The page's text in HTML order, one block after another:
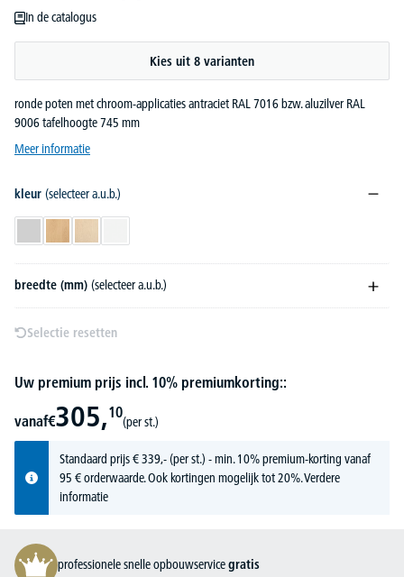
In de catalogus
Kies uit 8 varianten
ronde poten met chroom-applicaties antraciet RAL 7016 bzw. aluzilver RAL
9006 tafelhoogte 745 mm
Meer informatie
kleur (selecteer a.u.b.)
breedte (mm) (selecteer a.u.b.)
Selectie resetten
Uw premium prijs incl. 10% premiumkorting::
vanaf€305,10
(per st.)
Standaard prijs€339,-(per st.) - min. 10% premium-korting vanaf
95 € orderwaarde. Ook kortingen mogelijk tot 20%.Verdere
informatie
professionele snelle opbouwservicegratis